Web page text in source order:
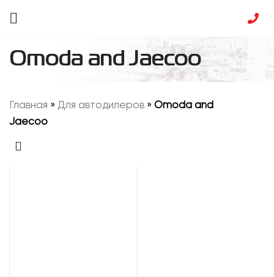
Omoda and Jaecoo
Главная » Для автодилеров » Omoda and
Jaecoo